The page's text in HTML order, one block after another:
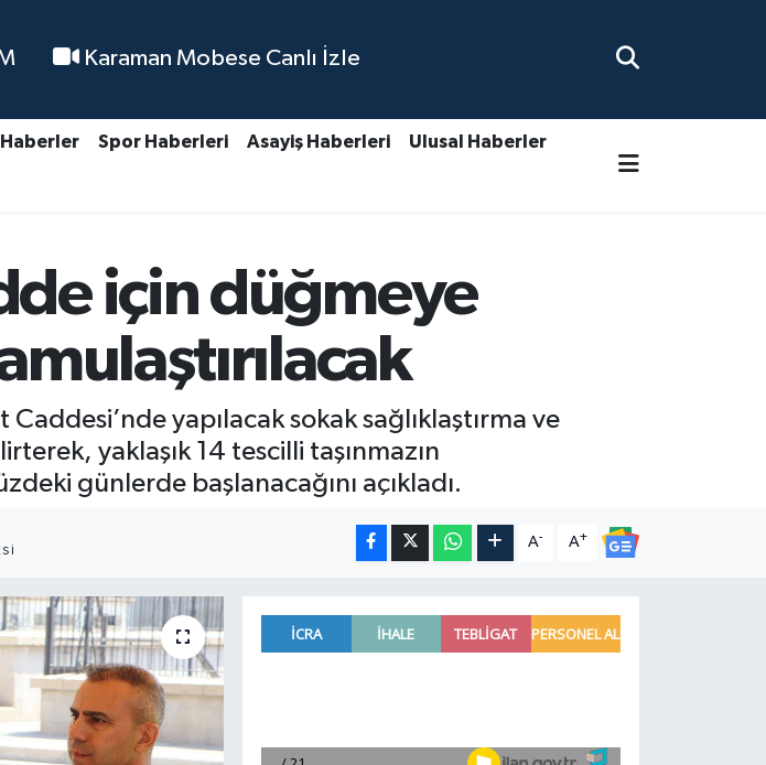
Karaman Mobese Canlı İzle
Spor Haberleri Asayiş Haberleri Ulusal Haberler
için düğmeye
yapılacak sokak sağlıklaştırma ve
yaklaşık 14 tescilli taşınmazın
günlerde başlanacağını açıkladı.
A- A+